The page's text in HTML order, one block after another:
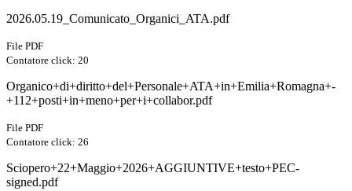
2026.05.19_Comunicato_Organici_ATA.pdf
File PDF
Contatore click: 20
Organico+di+diritto+del+Personale+ATA+in+Emilia+Romagna+-
+112+posti+in+meno+per+i+collabor.pdf
File PDF
Contatore click: 26
Sciopero+22+Maggio+2026+AGGIUNTIVE+testo+PEC-
signed.pdf